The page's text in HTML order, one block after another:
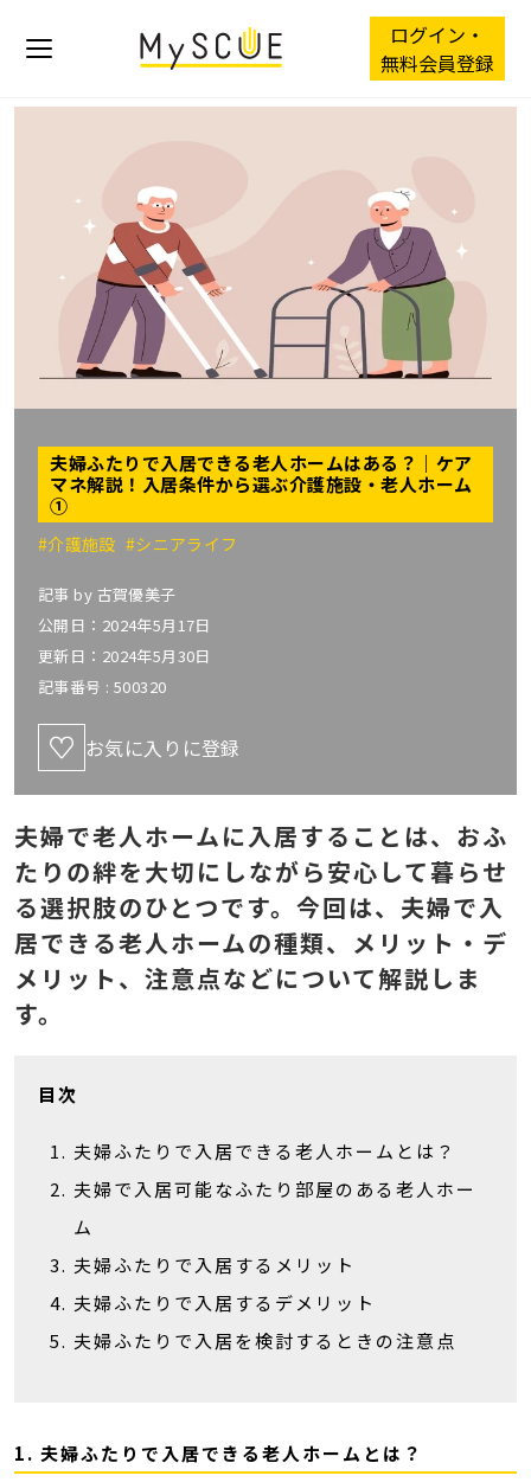
ログイン・
無料会員登録
夫婦ふたりで入居できる老人ホームはある？｜ケア
マネ解説！入居条件から選ぶ介護施設・老人ホーム
①
#介護施設 #シニアライフ
記事 by 古賀優美子
公開日：2024年5月17日
更新日：2024年5月30日
記事番号 : 500320
お気に入りに登録
夫婦で老人ホームに入居することは、おふ
たりの絆を大切にしながら安心して暮らせ
る選択肢のひとつです。今回は、夫婦で入
居できる老人ホームの種類、メリット・デ
メリット、注意点などについて解説しま
す。
目次
夫婦ふたりで入居できる老人ホームとは？
夫婦で入居可能なふたり部屋のある老人ホー
ム
夫婦ふたりで入居するメリット
夫婦ふたりで入居するデメリット
夫婦ふたりで入居を検討するときの注意点
1. 夫婦ふたりで入居できる老人ホームとは？